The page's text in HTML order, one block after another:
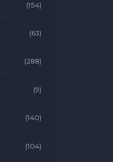
(154)
(63)
(288)
(9)
(140)
(104)